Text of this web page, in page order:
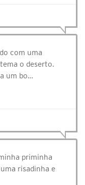
com uma
o deserto.
um bo…
priminha
risadinha e